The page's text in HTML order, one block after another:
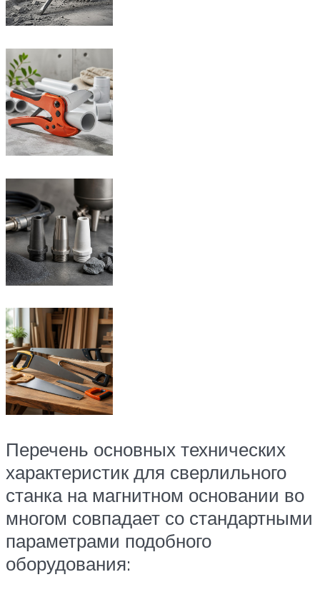
Перечень основных технических
характеристик для сверлильного
станка на магнитном основании во
многом совпадает со стандартными
параметрами подобного
оборудования: